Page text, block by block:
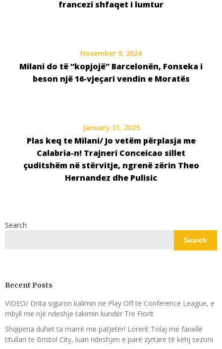
francezi shfaqet i lumtur
November 9, 2024
Milani do të “kopjojë” Barcelonën, Fonseka i
beson një 16-vjeçari vendin e Moratës
January 31, 2025
Plas keq te Milani/ Jo vetëm përplasja me
Calabria-n! Trajneri Conceicao sillet
çuditshëm në stërvitje, ngrenë zërin Theo
Hernandez dhe Pulisic
Search
Search
Recent Posts
VIDEO/ Drita siguron kalimin në Play Off të Conference League, e
mbyll me një ndeshje takimin kundër Tre Fiorit
Shqipëria duhet ta marrë me patjetër! Lorent Tolaj me fanellë
titullari te Bristol City, luan ndeshjen e parë zyrtare të këtij sezoni